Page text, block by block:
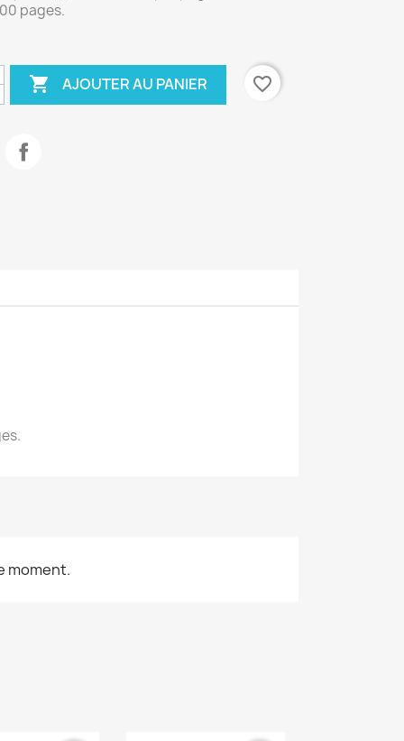
pages.
 AJOUTER AU PANIER favorite_border
moment.